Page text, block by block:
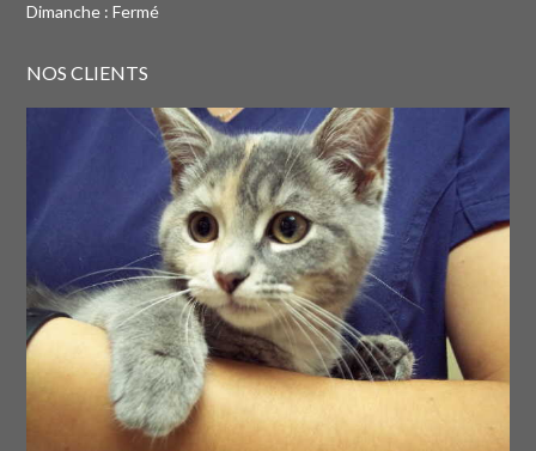
Dimanche : Fermé
NOS CLIENTS